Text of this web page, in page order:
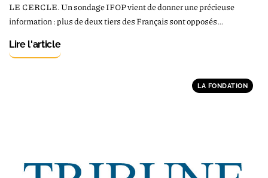
LE CERCLE. Un sondage IFOP vient de donner une précieuse
information : plus de deux tiers des Français sont opposés…
Lire l'article
LA FONDATION